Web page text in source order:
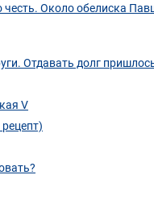
Около обелиска
Отдавать долг
V